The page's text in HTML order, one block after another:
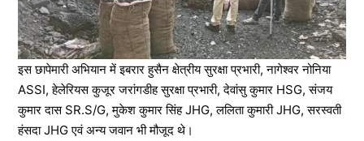
इस छापेमारी अभियान में इबरार हुसैन क्षेत्रीय सुरक्षा प्रभारी, नागेश्वर नोनिया
ASSI, हेलेरियस कुजूर जरांगडीह सुरक्षा प्रभारी, देवांसु कुमार HSG, संजय
कुमार दास SR.S/G, मुकेश कुमार सिंह JHG, ललिता कुमारी JHG, सरस्वती
हंसदा JHG एवं अन्य जवान भी मौजूद थे।